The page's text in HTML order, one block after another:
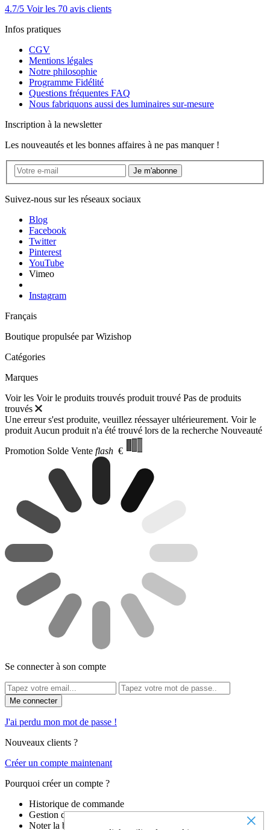
×
4.7/5 Voir les 70 avis clients
Infos pratiques
CGV
Mentions légales
Notre philosophie
Programme Fidélité
Questions fréquentes FAQ
Nous fabriquons aussi des luminaires sur-mesure
Inscription à la newsletter
Les nouveautés et les bonnes affaires à ne pas manquer !
Je m'abonne
Suivez-nous sur les réseaux sociaux
Blog
Facebook
Twitter
Pinterest
YouTube
Vimeo
Instagram
Français
Boutique propulsée parWizishop
Catégories
Marques
Voir les Voir le produits trouvés produit trouvé Pas de produits
trouvés
Une erreur s'est produite, veuillez réessayer ultérieurement. Voir le
produit Aucun produit n'a été trouvé lors de la recherche Nouveauté
Promotion Solde Vente flash €
Se connecter à son compte
Me connecter
J'ai perdu mon mot de passe !
Nouveaux clients ?
Créer un compte maintenant
Pourquoi créer un compte ?
Historique de commande
Gestion du compte
Noter la boutique